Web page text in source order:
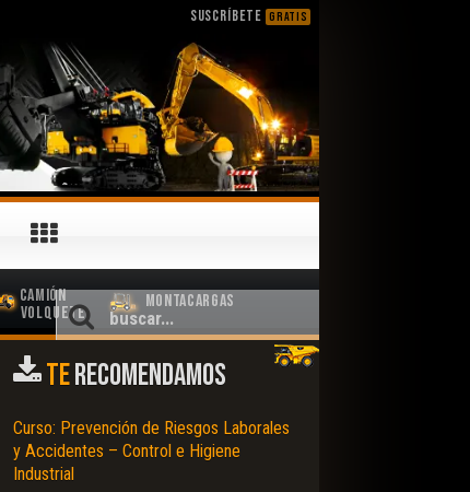
SUSCRÍBETE GRATIS
Camión
Volquete
Montacargas
TERECOMENDAMOS
Curso: Prevención de Riesgos Laborales
y Accidentes – Control e Higiene
Industrial